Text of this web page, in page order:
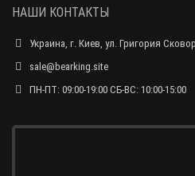
НАШИ КОНТАКТЫ
Украина, г. Киев, ул. Григория
sale@bearking.site
ПН-ПТ: 09:00-19:00 СБ-ВС: 10:00-15:00